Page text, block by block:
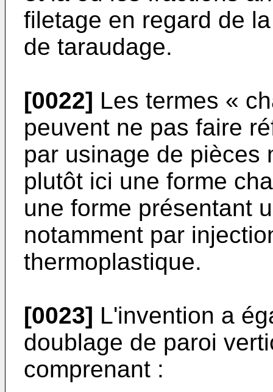
filetage en regard de
de taraudage.
[0022] Les termes «
peuvent ne pas faire
par usinage de pièces
plutôt ici une forme
une forme présentant
notamment par
thermoplastique.
[0023] L'invention a
doublage de paroi
comprenant :